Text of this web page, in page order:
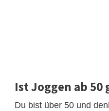
Ist Joggen ab 50
Du bist über 50 und